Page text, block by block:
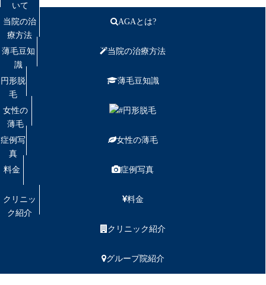
いて
当院の治
療方法
薄毛豆知
識
円形脱
毛
女性の
薄毛
症例写
真
料金
クリニッ
ク紹介
AGAとは?
当院の治療方法
薄毛豆知識
円形脱毛
女性の薄毛
症例写真
料金
クリニック紹介
グループ院紹介